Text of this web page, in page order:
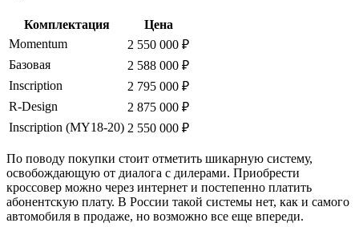
Комплектация
Цена
Momentum
2 550 000 ₽
Базовая
2 588 000 ₽
Inscription
2 795 000 ₽
R-Design
2 875 000 ₽
Inscription (MY18-20) 2 550 000 ₽
По поводу покупки стоит отметить шикарную систему,
освобождающую от диалога с дилерами. Приобрести
кроссовер можно через интернет и постепенно платить
абонентскую плату. В России такой системы нет, как и самого
автомобиля в продаже, но возможно все еще впереди.